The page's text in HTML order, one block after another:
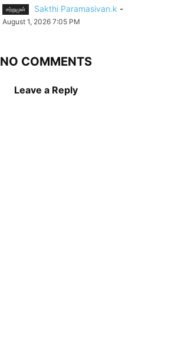
சற்றுமுன் Sakthi Paramasivan.k -
August 1, 2026 7:05 PM
NO COMMENTS
Leave a Reply